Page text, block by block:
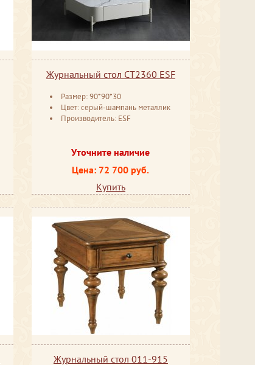
Журнальный стол CT2360 ESF
Размер: 90*90*30
Цвет: серый-шампань металлик
Производитель: ESF
Уточните наличие
Цена: 72 700 руб.
Купить
Журнальный стол 011-915